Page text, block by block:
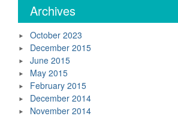
Archives
October 2023
December 2015
June 2015
May 2015
February 2015
December 2014
November 2014